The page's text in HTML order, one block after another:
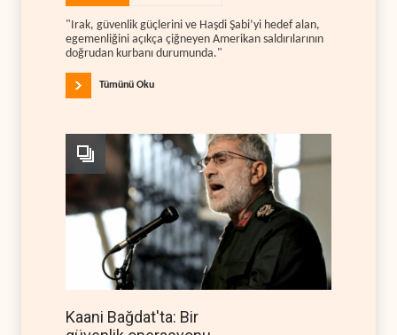
"Irak, güvenlik güçlerini ve Haşdi Şabi’yi hedef alan,
egemenliğini açıkça çiğneyen Amerikan saldırılarının
doğrudan kurbanı durumunda."
Tümünü Oku
Kaani Bağdat'ta: Bir